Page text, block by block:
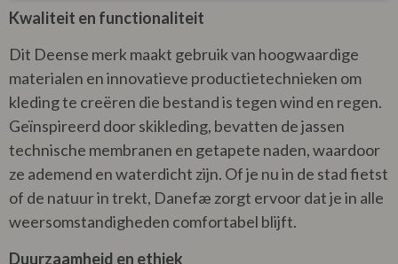
Kwaliteit en functionaliteit
Dit Deense merk maakt gebruik van hoogwaardige
materialen en innovatieve productietechnieken om
kleding te creëren die bestand is tegen wind en regen.
Geïnspireerd door skikleding, bevatten de jassen
technische membranen en getapete naden, waardoor
ze ademend en waterdicht zijn. Of je nu in de stad fietst
of de natuur in trekt, Danefæ zorgt ervoor dat je in alle
weersomstandigheden comfortabel blijft.
Duurzaamheid en ethiek